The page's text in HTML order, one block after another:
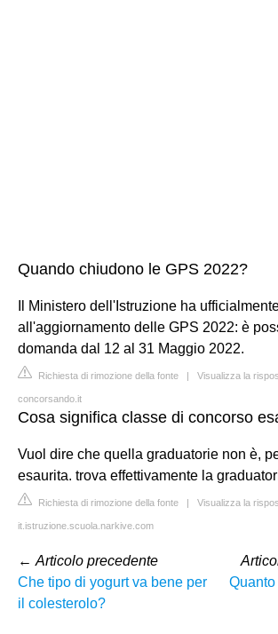
Quando chiudono le GPS 2022?
Il Ministero dell'Istruzione ha
all'aggiornamento delle GPS 2022: è
domanda dal 12 al 31 Maggio 2022.
Richiesta di rimozione della fonte | Visualizza la
concorsando.it
Cosa significa classe di concorso
Vuol dire che quella graduatorie non è,
esaurita. trova effettivamente la
Richiesta di rimozione della fonte | Visualizza la
it.istruzione.scuola.narkive.com
← Articolo precedente
Che tipo di yogurt va bene per
il colesterolo?
Quanto